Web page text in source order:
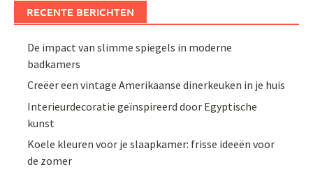
RECENTE BERICHTEN
De impact van slimme spiegels in moderne
badkamers
Creëer een vintage Amerikaanse dinerkeuken in je huis
Interieurdecoratie geïnspireerd door Egyptische
kunst
Koele kleuren voor je slaapkamer: frisse ideeën voor
de zomer